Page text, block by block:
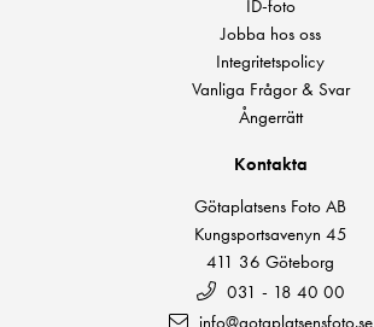
ID-foto
Jobba hos oss
Integritetspolicy
Vanliga Frågor & Svar
Ångerrätt
Kontakta
Götaplatsens Foto AB
Kungsportsavenyn 45
411 36 Göteborg
031 - 18 40 00
info@gotaplatsensfoto.se